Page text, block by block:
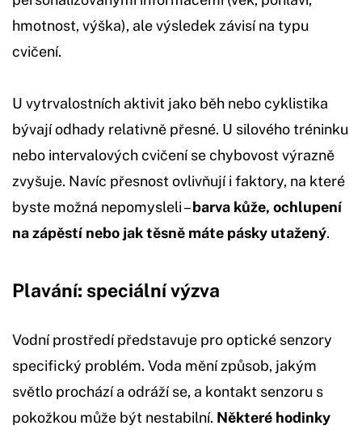
hmotnost, výška), ale výsledek závisí na typu
cvičení.
U vytrvalostních aktivit jako běh nebo cyklistika
bývají odhady relativně přesné. U silového tréninku
nebo intervalových cvičení se chybovost výrazně
zvyšuje. Navíc přesnost ovlivňují i faktory, na které
byste možná nepomysleli –barva kůže, ochlupení
na zápěstí nebo jak těsně máte pásky utažený.
Plavání: speciální výzva
Vodní prostředí představuje pro optické senzory
specifický problém. Voda mění způsob, jakým
světlo prochází a odráží se, a kontakt senzoru s
pokožkou může být nestabilní. Některé hodinky